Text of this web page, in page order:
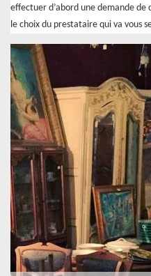
effectuer d’abord une demande de
le choix du prestataire qui va vous